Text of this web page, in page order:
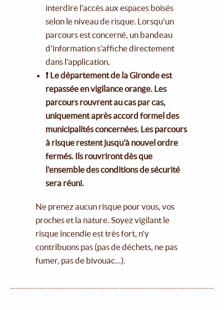
interdire l'accès aux espaces boisés
selon le niveau de risque. Lorsqu'un
parcours est concerné, un bandeau
d'information s'affiche directement
dans l'application.
❗ Le département de la Gironde est
repassée en vigilance orange. Les
parcours rouvrent au cas par cas,
uniquement après accord formel des
municipalités concernées. Les parcours
à risque restent jusqu'à nouvel ordre
fermés. Ils rouvriront dès que
l'ensemble des conditions de sécurité
sera réuni.
Ne prenez aucun risque pour vous, vos
proches et la nature. Soyez vigilant le
risque incendie est très fort, n'y
contribuons pas (pas de déchets, ne pas
fumer, pas de bivouac...).